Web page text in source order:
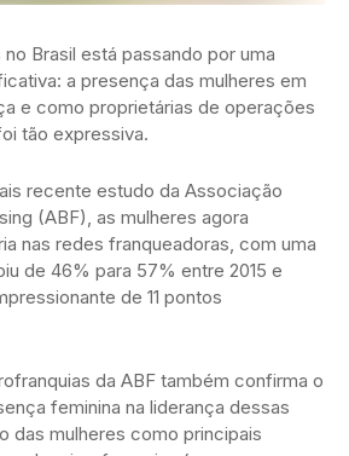
Brasil está passando por uma
a presença das mulheres em
e como proprietárias de operações
tão expressiva.
recente estudo da Associação
(ABF), as mulheres agora
nas redes franqueadoras, com uma
de 46% para 57% entre 2015 e
de 11 pontos
da ABF também confirma o
feminina na liderança dessas
das mulheres como principais